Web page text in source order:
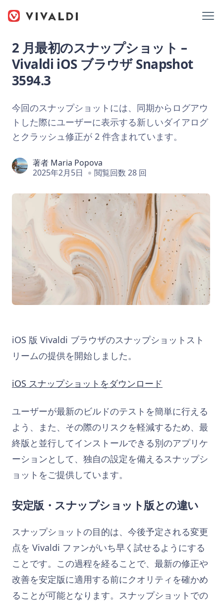
2 月最初のスナップショット –
Vivaldi iOS ブラウザ Snapshot
3594.3
今回のスナップショットには、同期からログアウ
トした際にユーザーに表示する新しいダイアログ
とクラッシュ修正が 2 件含まれています。
著者 Maria Popova
2025年2月5日
閲覧回数 28 回
iOS 版 Vivaldi ブラウザのスナップショットスト
リームの提供を開始しました。
iOS スナップショットをダウンロード
ユーザーが最新のビルドのテストを簡単に行える
よう、また、その際のリスクを軽減するため、最
終版と並行してインストールできる別のアプリケ
ーションとして、独自の設定を備えるスナップシ
ョットをご提供しています。
安定版・スナップショット版との違い
スナップショットの目的は、今後予定される変更
点を Vivaldi ファンがいち早く試せるようにする
ことです。この過程を経ることで、最新の修正や
改善を安定版に適用する前にクオリティを確かめ
ることが可能となります。スナップショットでの